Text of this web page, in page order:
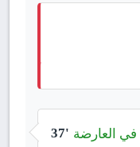
37' العارضة